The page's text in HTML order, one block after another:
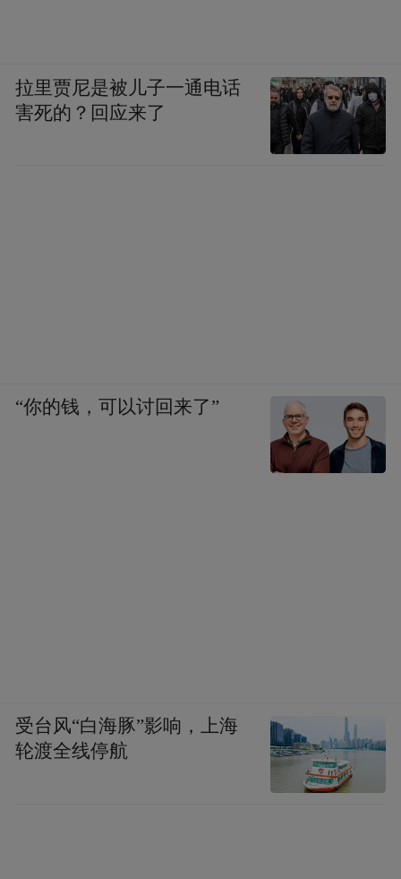
拉里贾尼是被儿子一通电话
害死的？回应来了
“你的钱，可以讨回来了”
受台风“白海豚”影响，上海
轮渡全线停航